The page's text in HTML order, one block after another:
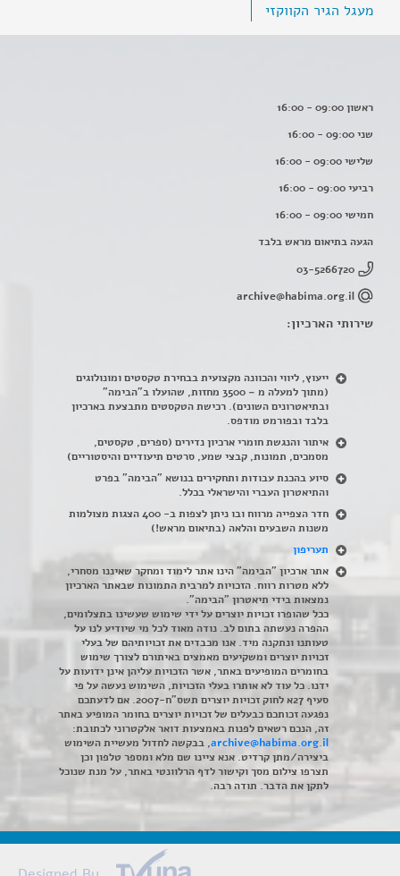
מעגל הגיר הקווקזי
ראשון 09:00 - 16:00
שני 09:00 - 16:00
שלישי 09:00 - 16:00
רביעי 09:00 - 16:00
חמישי 09:00 - 16:00
הגעה בתיאום מראש בלבד
03-5266720
archive@habima.org.il
שירותי הארכיון:
ייעוץ, ליווי והכוונה מקצועית בבחירת טקסטים ומונולוגים
(מתוך למעלה מ – 3500 מחזות, שהועלו ב"הבימה"
ובתיאטרונים השונים). רכישת הטקסטים מתבצעת בארכיון
בלבד ובפורמט מודפס.
איתור והנגשת חומרי ארכיון נדירים (ספרים, טקסטים,
מסמכים, תמונות, קבצי שמע, סרטים תיעודיים והיסטוריים)
סיוע בהכנת עבודות ותחקירים בנושא "הבימה" בפרט
והתיאטרון העברי והישראלי בכלל.
חדר הצפייה מרווח ובו ניתן לצפות ב- 400 הצגות מצולמות
משנות השבעים והלאה (בתיאום מראש!)
תעריפון
אתר ארכיון "הבימה" הינו אתר לימוד ומחקר שאיננו מסחרי,
ללא מטרות רווח. הזכויות למרבית התמונות שבאתר הארכיון
נמצאות בידי תיאטרון "הבימה".
ככל שהופרו זכויות יוצרים על ידי שימוש שעשינו בתצלומים,
ההפרה נעשתה בתום לב. נודה מאוד לכל מי שיודיע לנו על
טעותנו ונתקנה מיד. אנו מכבדים את זכויותיהם של בעלי
זכויות יוצרים ומשקיעים מאמצים באיתורם לצורך שימוש
בחומרים המופיעים באתר, אשר הזכויות עליהן אינן ידועות על
ידנו. כל עוד לא אותרו בעלי הזכויות, השימוש נעשה על פי
סעיף 27א לחוק זכויות יוצרים תשס"ח-2007. אם לדעתכם
נפגעה זכותכם כבעלים של זכויות יוצרים בחומר המופיע באתר
זה, הנכם רשאים לפנות באמצעות דואר אלקטרוני לכתובת:
archive@habima.org.il, בבקשה לחדול מעשיית השימוש
ביצירה/מתן קרדיט. אנא ציינו שם מלא ומספר טלפון וכן
תצרפו צילום מסך וקישור לדף הרלוונטי באתר, על מנת שנוכל
לתקן את הדבר. תודה רבה.